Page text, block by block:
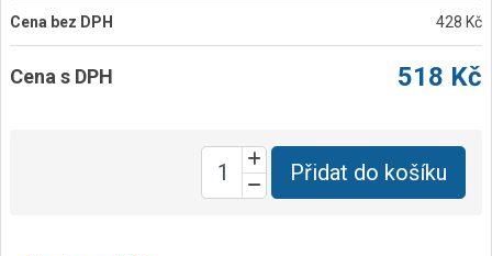
Cena bez DPH 428 Kč
Cena s DPH 518 Kč
Přidat do košíku